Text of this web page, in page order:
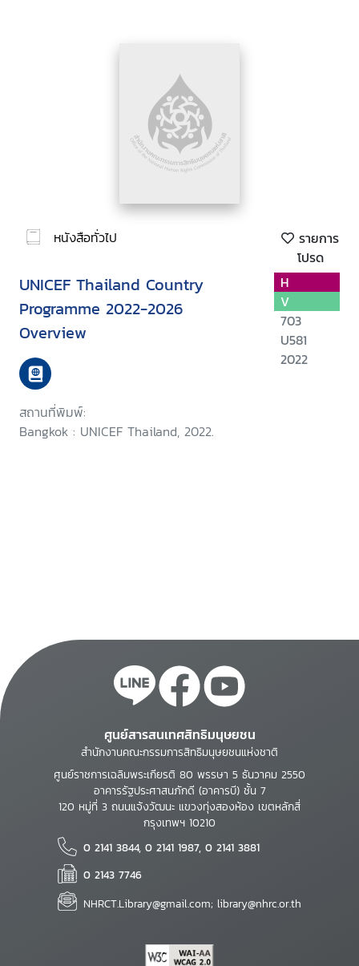
หนังสือทั่วไป
รายการ
โปรด
UNICEF Thailand Country
Programme 2022-2026
Overview
สถานที่พิมพ์:
Bangkok : UNICEF Thailand, 2022.
H
V
703
U581
2022
ศูนย์สารสนเทศสิทธิมนุษยชน
สำนักงานคณะกรรมการสิทธิมนุษยชนแห่งชาติ
ศูนย์ราชการเฉลิมพระเกียรติ 80 พรรษา 5 ธันวาคม 2550
อาคารรัฐประศาสนภักดี (อาคารบี) ชั้น 7
120 หมู่ที่ 3 ถนนแจ้งวัฒนะ แขวงทุ่งสองห้อง เขตหลักสี่
กรุงเทพฯ 10210
0 2141 3844, 0 2141 1987, 0 2141 3881
0 2143 7746
NHRCT.Library@gmail.com; library@nhrc.or.th